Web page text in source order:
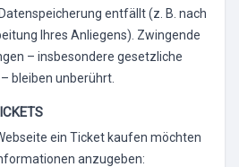
entfällt (z. B. nach
Ihres Anliegens). Zwingende
– insbesondere gesetzliche
bleiben unberührt.
ein Ticket kaufen möchten
anzugeben: